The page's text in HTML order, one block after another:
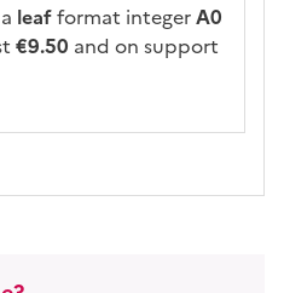
leafformat integerA0
€9.50 and on support